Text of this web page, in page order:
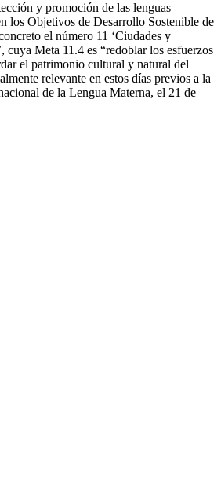
y promoción de las lenguas
los Objetivos de Desarrollo Sostenible de
el número 11 ‘Ciudades y
cuya Meta 11.4 es “redoblar los esfuerzos
el patrimonio cultural y natural del
relevante en estos días previos a la
de la Lengua Materna, el 21 de